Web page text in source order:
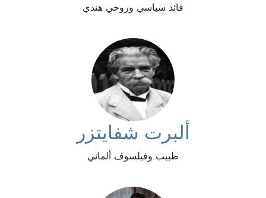
قائد سياسي وروحي هندي
ألبرت شفايتزر
طبيب وفيلسوف ألماني